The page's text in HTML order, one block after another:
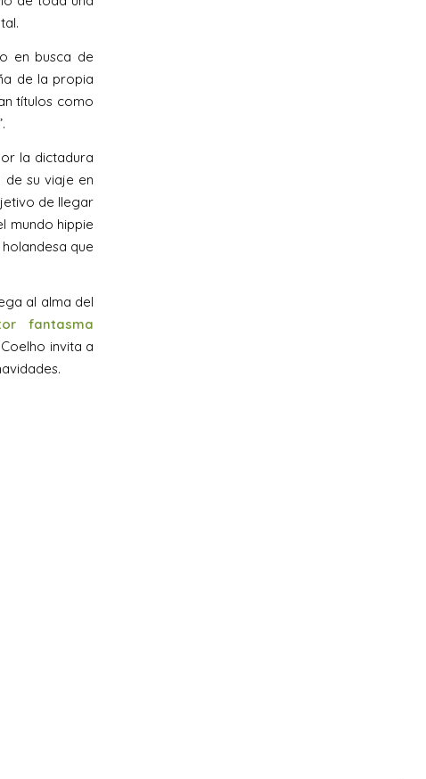
en busca de
de la propia
títulos como
la dictadura
de su viaje en
de llegar
mundo hippie
que
al alma del
fantasma
invita a